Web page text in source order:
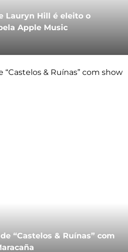
Lauryn Hill é eleito o
Apple Music
“Castelos & Ruínas” com